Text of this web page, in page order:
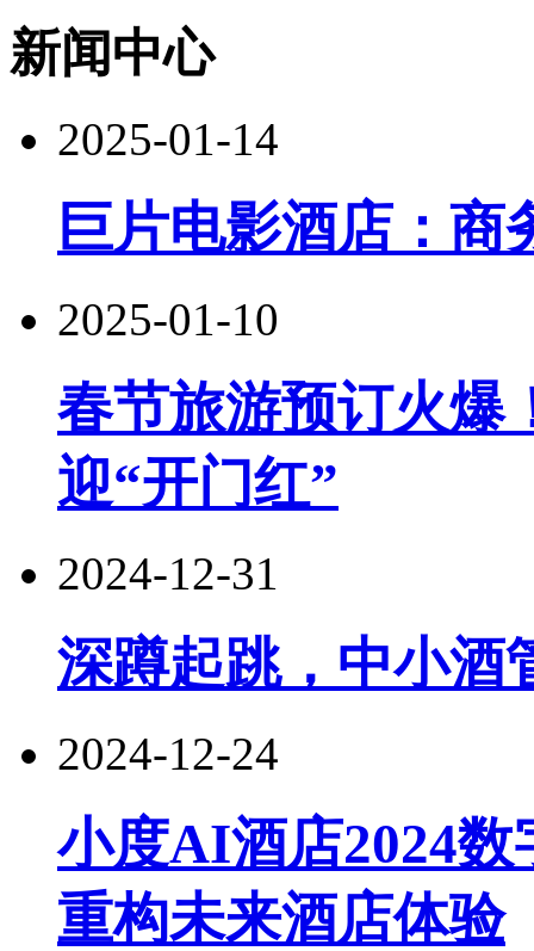
新闻中心
2025-01-14
巨片电影酒店：商
2025-01-10
春节旅游预订火爆
迎“开门红”
2024-12-31
深蹲起跳，中小酒
2024-12-24
小度AI酒店2024
重构未来酒店体验